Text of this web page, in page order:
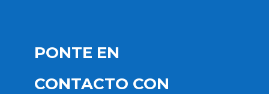
PONTE EN
CONTACTO CON